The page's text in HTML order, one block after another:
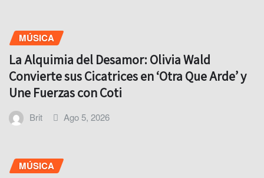
MÚSICA
La Alquimia del Desamor: Olivia Wald
Convierte sus Cicatrices en ‘Otra Que Arde’ y
Une Fuerzas con Coti
Brit Ago 5, 2026
MÚSICA